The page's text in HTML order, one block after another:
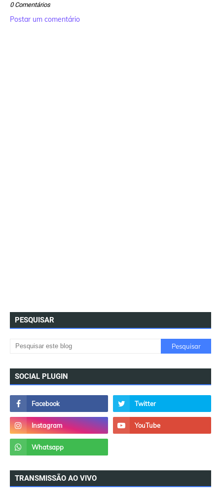
0 Comentários
Postar um comentário
PESQUISAR
SOCIAL PLUGIN
TRANSMISSÃO AO VIVO